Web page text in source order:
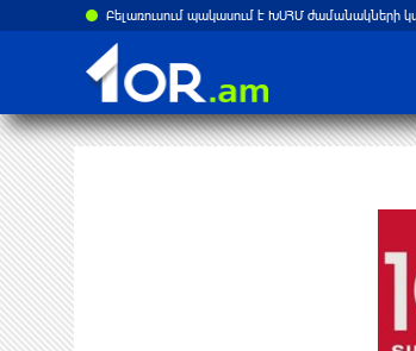
Բելառուսում պակասում է ԽՍՀՄ ժամանակների